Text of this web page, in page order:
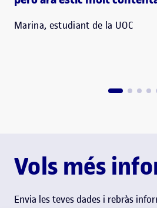
Marina, estudiant de la UOC
Vols més
Envia les teves dades i rebràs